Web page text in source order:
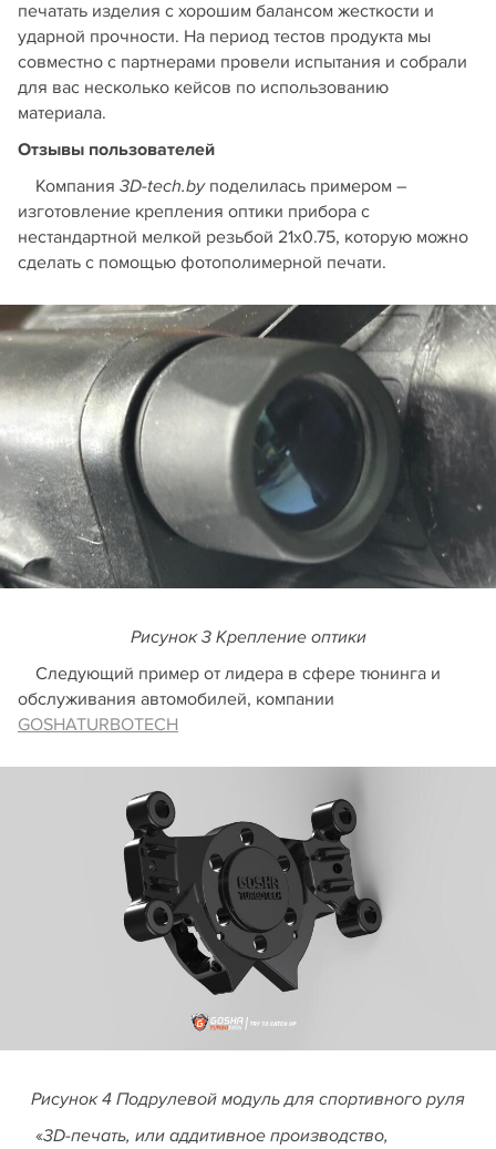
печатать изделия с хорошим балансом жесткости и
ударной прочности. На период тестов продукта мы
совместно с партнерами провели испытания и собрали
для вас несколько кейсов по использованию
материала.
Отзывы пользователей
Компания 3D-tech.byподелилась примером –
изготовление крепления оптики прибора с
нестандартной мелкой резьбой 21х0.75, которую можно
сделать с помощью фотополимерной печати.
Рисунок 3 Крепление оптики
Следующий пример от лидера в сфере тюнинга и
обслуживания автомобилей, компании
GOSHATURBOTECH
Рисунок 4 Подрулевой модуль для спортивного руля
«3D-печать, или аддитивное производство,